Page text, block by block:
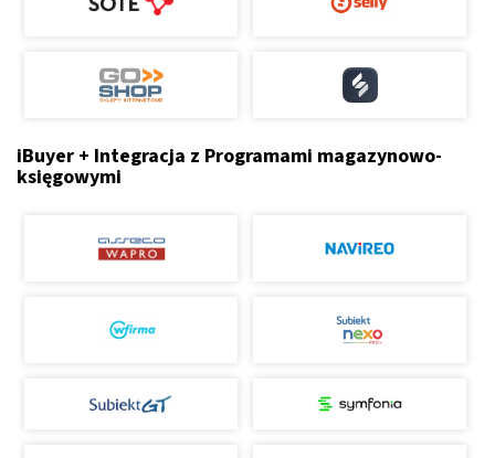
iBuyer + Integracja z Programami magazynowo-
księgowymi